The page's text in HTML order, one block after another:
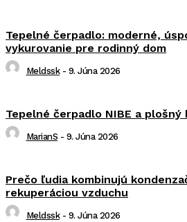
Tepelné čerpadlo: moderné,
vykurovanie pre rodinný dom
Meldssk - 9. Júna 2026
Tepelné čerpadlo NIBE a
MarianS - 9. Júna 2026
Prečo ľudia kombinujú
rekuperáciou vzduchu
Meldssk - 9. Júna 2026